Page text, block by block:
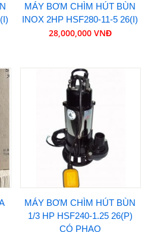
MÁY BƠM CHÌM HÚT BÙN
INOX 2HP HSF280-11-5 26(I)
28,000,000 VNĐ
MÁY BƠM CHÌM HÚT BÙN
1/3 HP HSF240-1.25 26(P)
CÓ PHAO